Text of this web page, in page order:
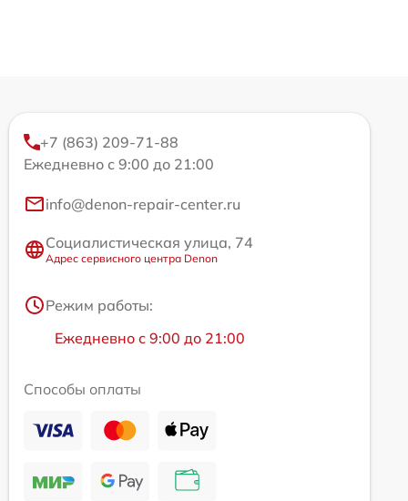
+7 (863) 209-71-88
Ежедневно с 9:00 до 21:00
info@denon-repair-center.ru
Социалистическая улица, 74
Адрес сервисного центра Denon
Режим работы:
Ежедневно с 9:00 до 21:00
Способы оплаты